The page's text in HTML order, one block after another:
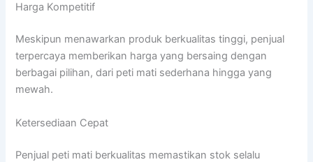
Harga Kompetitif
Meskipun menawarkan produk berkualitas tinggi, penjual
terpercaya memberikan harga yang bersaing dengan
berbagai pilihan, dari peti mati sederhana hingga yang
mewah.
Ketersediaan Cepat
Penjual peti mati berkualitas memastikan stok selalu